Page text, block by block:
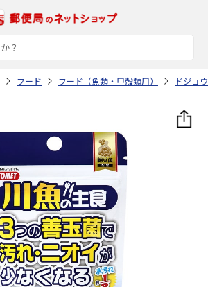
フード フード（魚類・甲殻類用） ドジョウ